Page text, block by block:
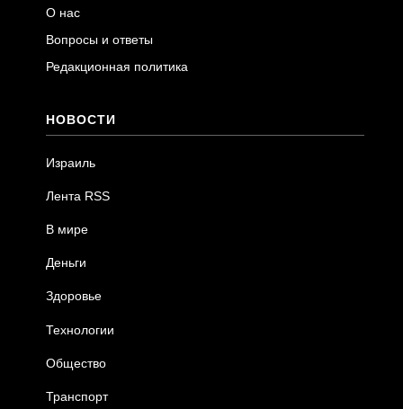
О нас
Вопросы и ответы
Редакционная политика
НОВОСТИ
Израиль
Лента RSS
В мире
Деньги
Здоровье
Технологии
Общество
Транспорт